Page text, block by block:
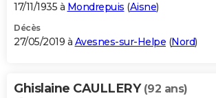
17/11/1935 à Mondrepuis (Aisne)
Décès
27/05/2019 à Avesnes-sur-Helpe (Nord)
Ghislaine CAULLERY (92 ans)